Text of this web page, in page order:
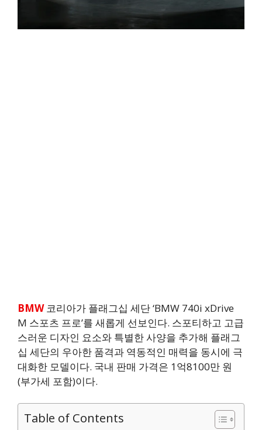
BMW코리아가 플래그십 세단 ‘BMW 740i xDrive
M 스포츠 프로’를 새롭게 선보인다. 스포티하고 고급
스러운 디자인 요소와 특별한 사양을 추가해 플래그
십 세단의 우아한 품격과 역동적인 매력을 동시에 극
대화한 모델이다. 국내 판매 가격은 1억8100만 원
(부가세 포함)이다.
Table of Contents